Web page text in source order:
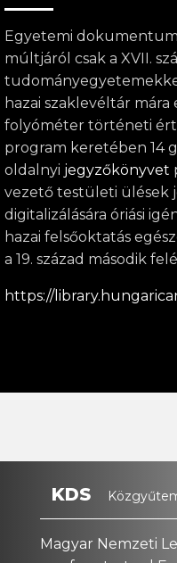
Egyetemi
múltjáról csak a XVII.
hazai szaklevéltár
folyóméter történeti
program keretében 14
oldalnyi jegyzőkönyvet
vezető testületi ülések
digitalizálására óriási
hazai felsőoktatás
a 19. század második
https://
KDS
Magyar Nemzeti